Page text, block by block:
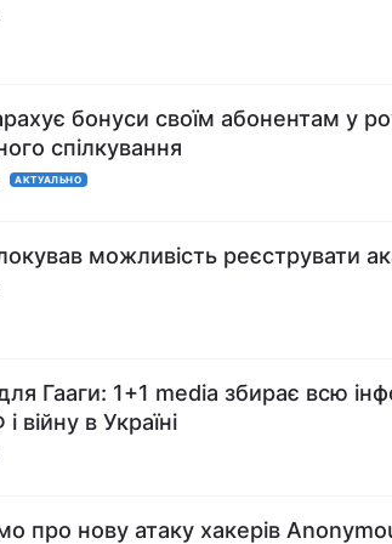
бонуси своїм абонентам у
спілкування
АКТУАЛЬНО
можливість реєструвати
Гааги: 1+1 media збирає всю
війну в Україні
про нову атаку хакерів